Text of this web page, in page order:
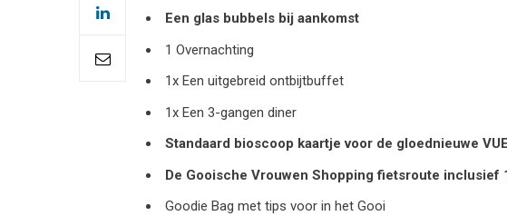
Een glas bubbels bij aankomst
1 Overnachting
1x Een uitgebreid ontbijtbuffet
1x Een 3-gangen diner
Standaard bioscoop kaartje voor de gloednieuwe
De Gooische Vrouwen Shopping fietsroute
Goodie Bag met tips voor in het Gooi